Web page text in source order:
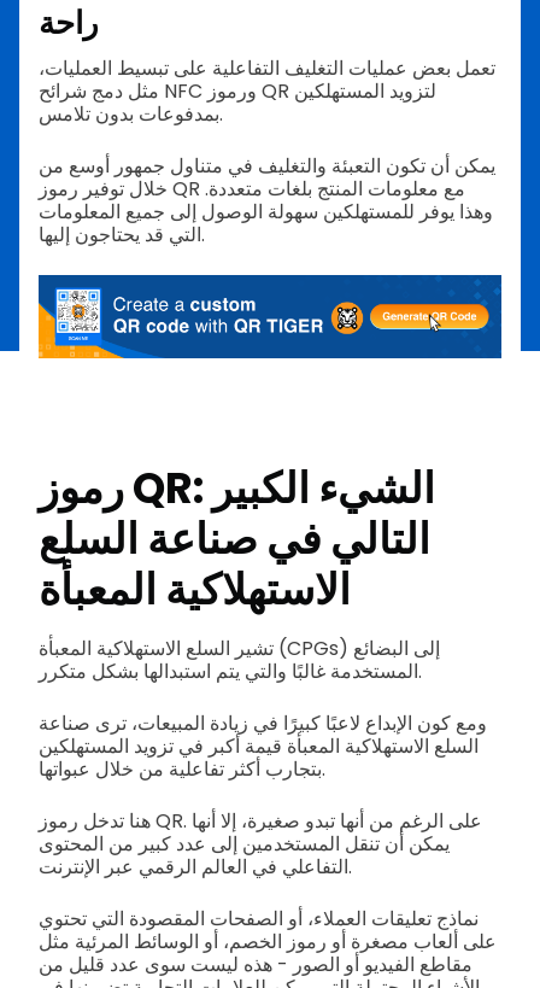
راحة
تعمل بعض عمليات التغليف التفاعلية على تبسيط العمليات،
مثل دمج شرائح NFC ورموز QR لتزويد المستهلكين
بمدفوعات بدون تلامس.
يمكن أن تكون التعبئة والتغليف في متناول جمهور أوسع من
خلال توفير رموز QR مع معلومات المنتج بلغات متعددة.
وهذا يوفر للمستهلكين سهولة الوصول إلى جميع المعلومات
التي قد يحتاجون إليها.
رموز QR: الشيء الكبير
التالي في صناعة السلع
الاستهلاكية المعبأة
تشير السلع الاستهلاكية المعبأة (CPGs) إلى البضائع
المستخدمة غالبًا والتي يتم استبدالها بشكل متكرر.
ومع كون الإبداع لاعبًا كبيرًا في زيادة المبيعات، ترى صناعة
السلع الاستهلاكية المعبأة قيمة أكبر في تزويد المستهلكين
بتجارب أكثر تفاعلية من خلال عبواتها.
هنا تدخل رموز QR. على الرغم من أنها تبدو صغيرة، إلا أنها
يمكن أن تنقل المستخدمين إلى عدد كبير من المحتوى
التفاعلي في العالم الرقمي عبر الإنترنت.
نماذج تعليقات العملاء، أو الصفحات المقصودة التي تحتوي
على ألعاب مصغرة أو رموز الخصم، أو الوسائط المرئية مثل
مقاطع الفيديو أو الصور - هذه ليست سوى عدد قليل من